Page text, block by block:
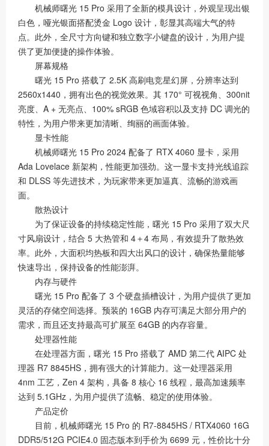
机械师曙光 15 Pro 采用了全新的模具设计，外观呈现出银
白色，哑光银面搭配烫金 Logo 设计，彰显其高端大气的特
点。此外，全尺寸方向键和独立数字小键盘的设计，为用户提
供了更加便捷的操作体验。
屏幕规格
曙光 15 Pro 搭载了 2.5K 高刷电竞星幻屏，分辨率达到
2560x1440，拥有出色的视觉效果。其 170° 可视视角、300nit
亮度、A + 无亮点、100% sRGB 色域容积以及支持 DC 调光的
特性，为用户带来更加清晰、绚丽的画面体验。
显卡性能
机械师曙光 15 Pro 2024 配备了 RTX 4060 显卡，采用
Ada Lovelace 新架构，性能更加强劲。这一显卡支持光线追踪
和 DLSS 等先进技术，为玩家带来更加逼真、流畅的游戏画
面。
散热设计
为了保证设备的持续稳定性能，曙光 15 Pro 采用了双大尺
寸风扇设计，结合 5 大热管和 4＋4 布局，有效提升了散热效
率。此外，大面积均热板和四大出风口的设计，确保热量能够
快速导出，保持设备的性能澎湃。
内存与硬件
曙光 15 Pro 配备了 3 个硬盘插槽设计，为用户提供了更加
灵活的存储空间选择。预装的 16GB 内存可满足大部分用户的
需求，而且还支持最高可扩展至 64GB 的内存容量。
处理器性能
在处理器方面，曙光 15 Pro 搭载了 AMD 第二代 AIPC 处
理器 R7 8845HS，拥有强大的计算能力。这一处理器采用
4nm 工艺，Zen 4 架构，具备 8 核心 16 线程，最高加速频率
达到 5.1GHz，为用户提供了流畅、稳定的使用体验。
产品定价
目前，机械师曙光 15 Pro 的 R7-8845HS / RTX4060 16G
DDR5/512G PCIE4.0 固态版本到手价为 6699 元，性价比十分